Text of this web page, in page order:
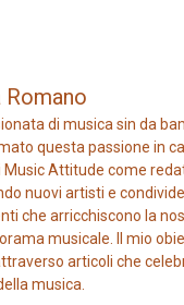
Romano
di musica sin da
questa passione in
Music Attitude come
nuovi artisti e
che arricchiscono la
musicale. Il mio
articoli che
musica.